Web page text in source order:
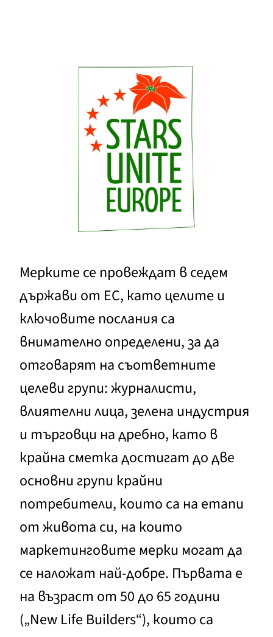
Мерките се провеждат в седем
държави от ЕС, като целите и
ключовите послания са
внимателно определени, за да
отговарят на съответните
целеви групи: журналисти,
влиятелни лица, зелена индустрия
и търговци на дребно, като в
крайна сметка достигат до две
основни групи крайни
потребители, които са на етапи
от живота си, на които
маркетинговите мерки могат да
се наложат най-добре. Първата е
на възраст от 50 до 65 години
(„New Life Builders“), които са